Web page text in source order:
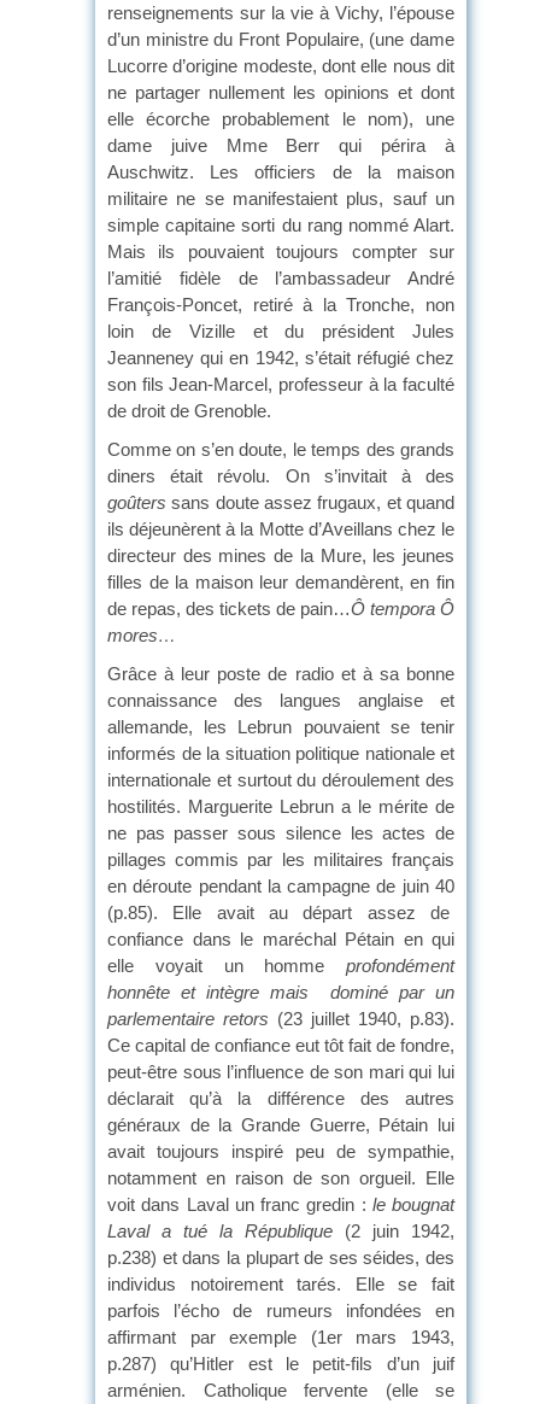
renseignements sur la vie à Vichy, l’épouse
d’un ministre du Front Populaire, (une dame
Lucorre d’origine modeste, dont elle nous dit
ne partager nullement les opinions et dont
elle écorche probablement le nom), une
dame juive Mme Berr qui périra à
Auschwitz. Les officiers de la maison
militaire ne se manifestaient plus, sauf un
simple capitaine sorti du rang nommé Alart.
Mais ils pouvaient toujours compter sur
l’amitié fidèle de l’ambassadeur André
François-Poncet, retiré à la Tronche, non
loin de Vizille et du président Jules
Jeanneney qui en 1942, s’était réfugié chez
son fils Jean-Marcel, professeur à la faculté
de droit de Grenoble.
Comme on s’en doute, le temps des grands
diners était révolu. On s’invitait à des
goûters sans doute assez frugaux, et quand
ils déjeunèrent à la Motte d’Aveillans chez le
directeur des mines de la Mure, les jeunes
filles de la maison leur demandèrent, en fin
de repas, des tickets de pain…Ô tempora Ô
mores…
Grâce à leur poste de radio et à sa bonne
connaissance des langues anglaise et
allemande, les Lebrun pouvaient se tenir
informés de la situation politique nationale et
internationale et surtout du déroulement des
hostilités. Marguerite Lebrun a le mérite de
ne pas passer sous silence les actes de
pillages commis par les militaires français
en déroute pendant la campagne de juin 40
(p.85). Elle avait au départ assez de
confiance dans le maréchal Pétain en qui
elle voyait un homme profondément
honnête et intègre mais dominé par un
parlementaire retors (23 juillet 1940, p.83).
Ce capital de confiance eut tôt fait de fondre,
peut-être sous l’influence de son mari qui lui
déclarait qu’à la différence des autres
généraux de la Grande Guerre, Pétain lui
avait toujours inspiré peu de sympathie,
notamment en raison de son orgueil. Elle
voit dans Laval un franc gredin : le bougnat
Laval a tué la République (2 juin 1942,
p.238) et dans la plupart de ses séides, des
individus notoirement tarés. Elle se fait
parfois l’écho de rumeurs infondées en
affirmant par exemple (1er mars 1943,
p.287) qu’Hitler est le petit-fils d’un juif
arménien. Catholique fervente (elle se